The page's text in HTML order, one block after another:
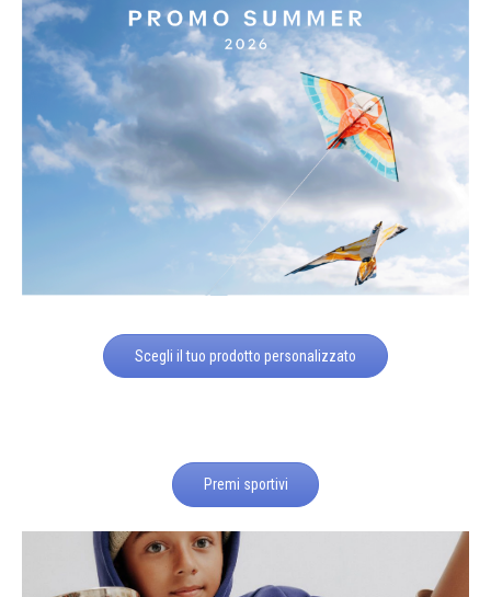
Scegli il tuo prodotto personalizzato
Premi sportivi